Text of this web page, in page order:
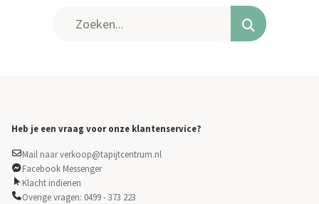
Heb je een vraag voor onze klantenservice?
Mail naar verkoop@tapijtcentrum.nl
Facebook Messenger
Klacht indienen
Overige vragen: 0499 - 373 223